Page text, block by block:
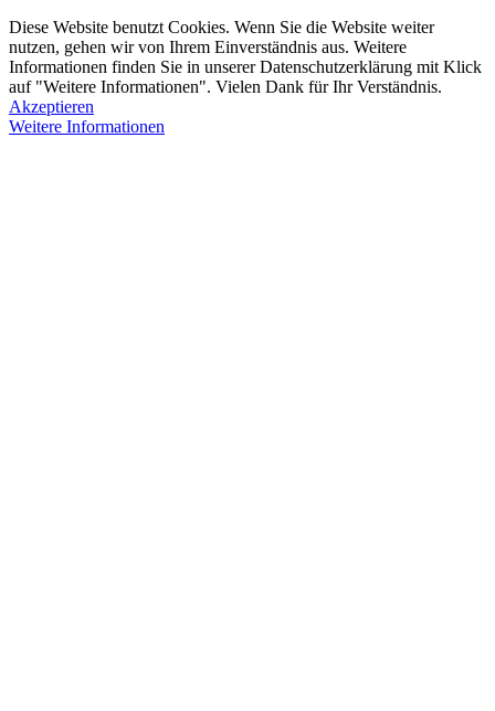
Diese Website benutzt Cookies. Wenn Sie die Website weiter
nutzen, gehen wir von Ihrem Einverständnis aus. Weitere
Informationen finden Sie in unserer Datenschutzerklärung mit Klick
auf "Weitere Informationen". Vielen Dank für Ihr Verständnis.
Akzeptieren
Weitere Informationen